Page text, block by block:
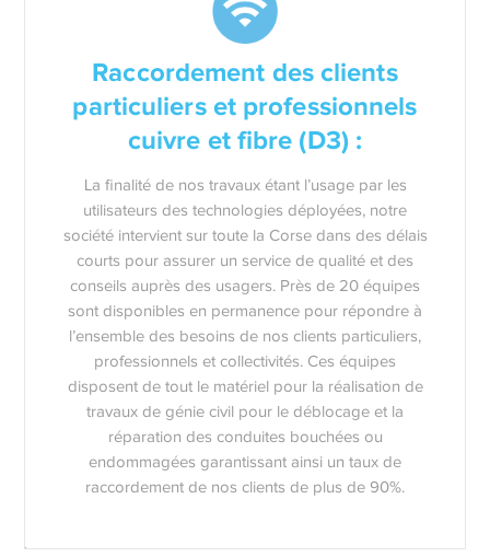
Raccordement des clients
particuliers et professionnels
cuivre et fibre (D3) :
La finalité de nos travaux étant l’usage par les
utilisateurs des technologies déployées, notre
société intervient sur toute la Corse dans des délais
courts pour assurer un service de qualité et des
conseils auprès des usagers. Près de 20 équipes
sont disponibles en permanence pour répondre à
l’ensemble des besoins de nos clients particuliers,
professionnels et collectivités. Ces équipes
disposent de tout le matériel pour la réalisation de
travaux de génie civil pour le déblocage et la
réparation des conduites bouchées ou
endommagées garantissant ainsi un taux de
raccordement de nos clients de plus de 90%.